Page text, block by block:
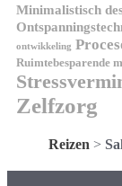
Minimalistisch
ontwikkeling
Ruimtebesparende
Zelfzorg
Reizen >